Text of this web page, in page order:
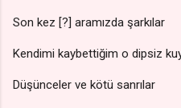
Son kez [?] aramızda şarkılar
Kendimi kaybettiğim o dipsiz
Düşünceler ve kötü sanrılar